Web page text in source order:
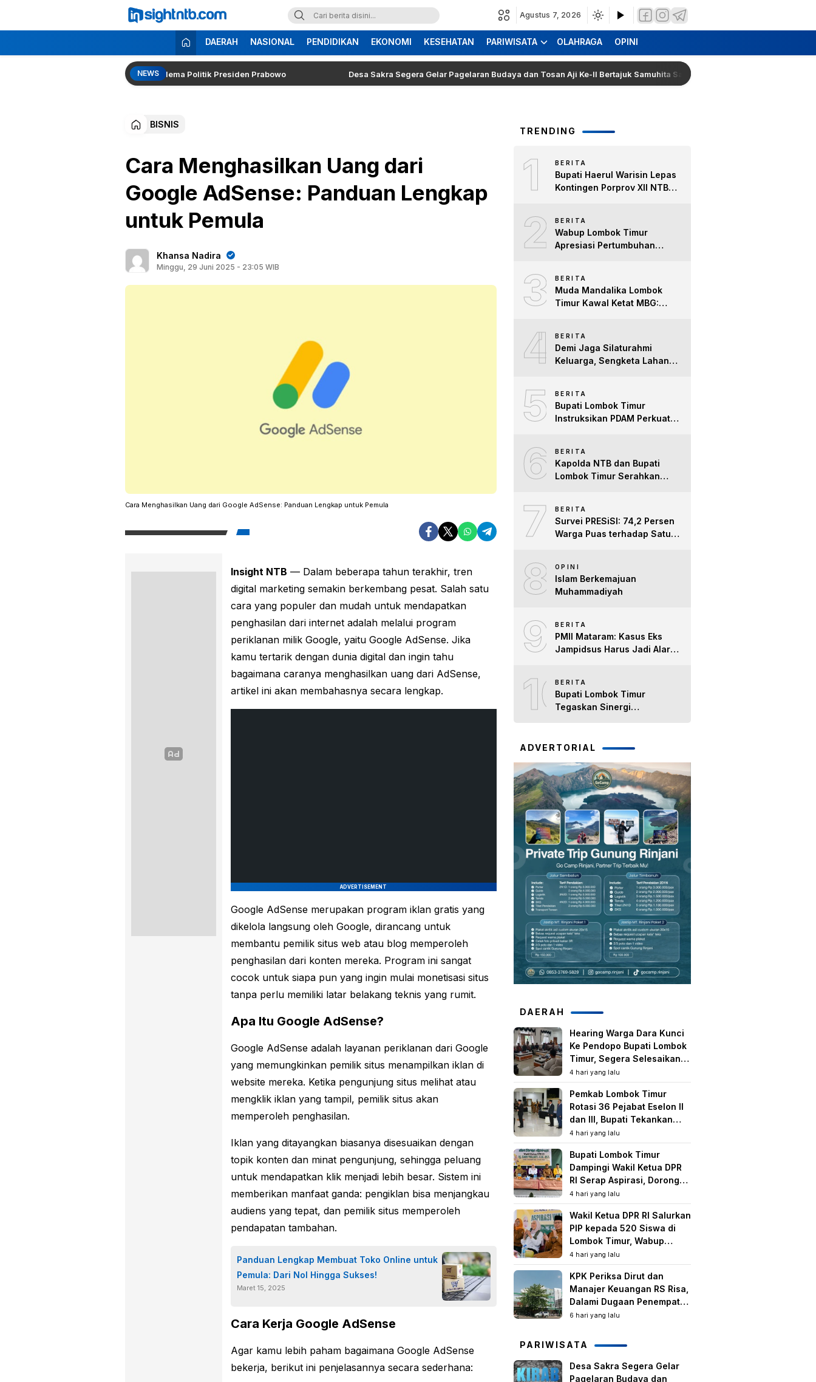
konten
Berita Seputar NTB
Agustus 7, 2026
DAERAH NASIONAL PENDIDIKAN EKONOMI KESEHATAN PARIWISATA OLAHRAGA OPINI
NEWS
Menguat, Pakar Singgung Dilema Politik Presiden Prabowo Desa Sakra Segera Gelar Pagelaran Budaya dan Tosan Aji Ke-II Bertajuk Samuhita Sakre
BISNIS
Cara Menghasilkan Uang dari
Google AdSense: Panduan Lengkap
untuk Pemula
Khansa Nadira
Minggu, 29 Juni 2025 - 23:05 WIB
Cara Menghasilkan Uang dari Google AdSense: Panduan Lengkap untuk Pemula
Insight NTB — Dalam beberapa tahun terakhir, tren
digital marketing semakin berkembang pesat. Salah satu
cara yang populer dan mudah untuk mendapatkan
penghasilan dari internet adalah melalui program
periklanan milik Google, yaitu Google AdSense. Jika
kamu tertarik dengan dunia digital dan ingin tahu
bagaimana caranya menghasilkan uang dari AdSense,
artikel ini akan membahasnya secara lengkap.
ADVERTISEMENT
Google AdSense merupakan program iklan gratis yang
dikelola langsung oleh Google, dirancang untuk
membantu pemilik situs web atau blog memperoleh
penghasilan dari konten mereka. Program ini sangat
cocok untuk siapa pun yang ingin mulai monetisasi situs
tanpa perlu memiliki latar belakang teknis yang rumit.
Apa Itu Google AdSense?
Google AdSense adalah layanan periklanan dari Google
yang memungkinkan pemilik situs menampilkan iklan di
website mereka. Ketika pengunjung situs melihat atau
mengklik iklan yang tampil, pemilik situs akan
memperoleh penghasilan.
Iklan yang ditayangkan biasanya disesuaikan dengan
topik konten dan minat pengunjung, sehingga peluang
untuk mendapatkan klik menjadi lebih besar. Sistem ini
memberikan manfaat ganda: pengiklan bisa menjangkau
audiens yang tepat, dan pemilik situs memperoleh
pendapatan tambahan.
Panduan Lengkap Membuat Toko Online untuk
Pemula: Dari Nol Hingga Sukses!
Maret 15, 2025
Cara Kerja Google AdSense
Agar kamu lebih paham bagaimana Google AdSense
bekerja, berikut ini penjelasannya secara sederhana:
TRENDING
1 BERITA
Bupati Haerul Warisin Lepas
Kontingen Porprov XII NTB
untuk Lombok Timur
2 BERITA
Wabup Lombok Timur
Apresiasi Pertumbuhan
Difabel
3 BERITA
Muda Mandalika Lombok
Timur Kawal Ketat MBG:
4 BERITA
Demi Jaga Silaturahmi
Keluarga, Sengketa Lahan
5 BERITA
Bupati Lombok Timur
Instruksikan PDAM Perkuat
Terpenuhi
6 BERITA
Kapolda NTB dan Bupati
Lombok Timur Serahkan
Kepedulian Sosial
7 BERITA
Survei PRESiSI: 74,2 Persen
Warga Puas terhadap Satu
8 OPINI
Islam Berkemajuan
Muhammadiyah
9 BERITA
PMII Mataram: Kasus Eks
Jampidsus Harus Jadi Alarm
10BERITA
Bupati Lombok Timur
Tegaskan Sinergi
dan Kapolres Lombok Timur
ADVERTORIAL
DAERAH
Hearing Warga Dara Kunci
Ke Pendopo Bupati Lombok
Timur, Segera Selesaikan
Konflik Agraria Eks HGU
Tanjung Kenanga
4 hari yang lalu
Pemkab Lombok Timur
Rotasi 36 Pejabat Eselon II
dan III, Bupati Tekankan
Peningkatan Kinerja dan
Pelayanan Publik
4 hari yang lalu
Bupati Lombok Timur
Dampingi Wakil Ketua DPR
RI Serap Aspirasi, Dorong
Program Strategis untuk
Kesejahteraan Masyarakat
4 hari yang lalu
Wakil Ketua DPR RI Salurkan
PIP kepada 520 Siswa di
Lombok Timur, Wabup
Tekankan Pentingnya
Pendidikan dan
Pencegahan Perkawinan
Anak
4 hari yang lalu
KPK Periksa Dirut dan
Manajer Keuangan RS Risa,
Dalami Dugaan Penempatan
Dana Rp2,25 Miliar oleh
6 hari yang lalu
PARIWISATA
Desa Sakra Segera Gelar
Pagelaran Budaya dan